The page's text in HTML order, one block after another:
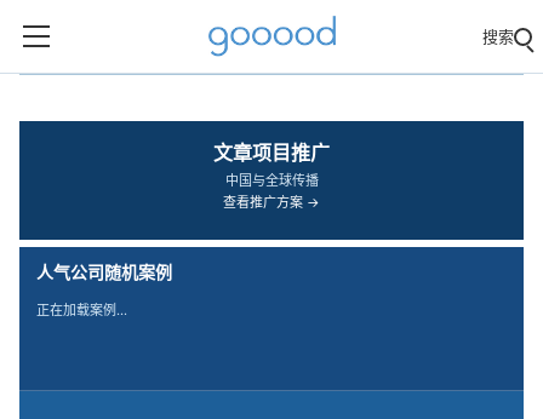
搜索
文章项目推广
中国与全球传播
查看推广方案 →
人气公司随机案例
正在加载案例…